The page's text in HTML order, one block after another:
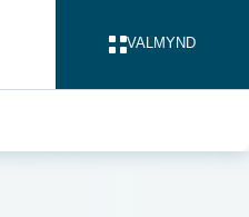
VALMYND